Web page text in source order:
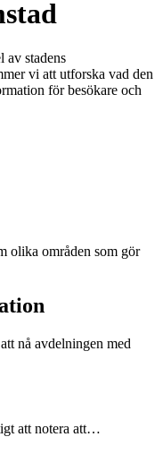
av stadens
vi att utforska vad den
för besökare och
olika områden som gör
nå avdelningen med
att notera att…